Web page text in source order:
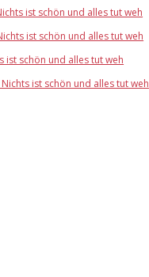
ist schön und alles tut weh
ist schön und alles tut weh
ist schön und alles tut weh
Nichts ist schön und alles tut weh